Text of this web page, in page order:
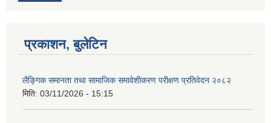
प्रकाशन, बुलेटिन
लैङ्गिक समानता तथा सामाजिक समावेशीकरण परीक्षण प्रतिवेदन २०८२
मिति: 03/11/2026 - 15:15